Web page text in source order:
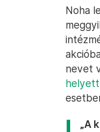
Noha
nevet
helyett
„A